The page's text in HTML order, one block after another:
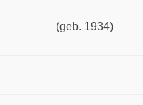
(geb. 1934)